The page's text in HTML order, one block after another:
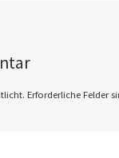
/ OROMIFFA […]
Erforderliche Felder